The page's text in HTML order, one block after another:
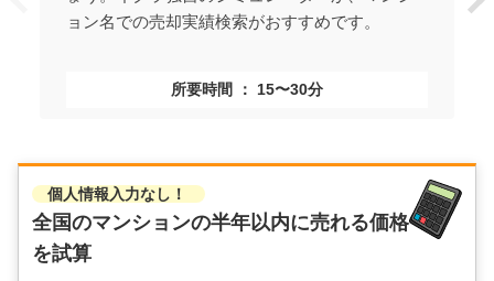
ョン名での売却実績検索がおすすめです。
所要時間 15〜30分
個人情報入力なし！
全国のマンションの半年以内に売れる価格
を試算